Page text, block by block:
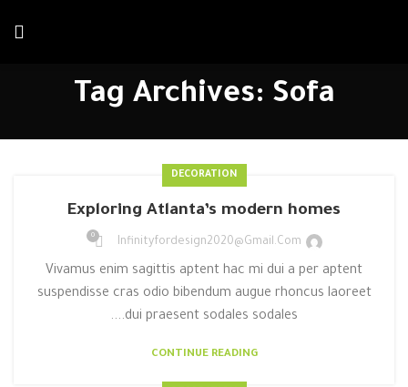
Tag Archives: Sofa
DECORATION
Exploring Atlanta’s modern homes
Infinityfordesign2020@gmail.com
0
Vivamus enim sagittis aptent hac mi dui a per aptent
suspendisse cras odio bibendum augue rhoncus laoreet
dui praesent sodales sodales....
CONTINUE READING